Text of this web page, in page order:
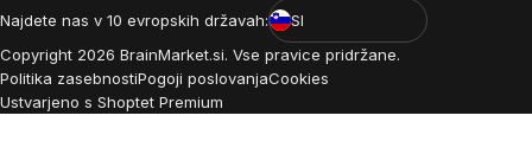
Najdete nas v 10 evropskih državah:
SI
Copyright 2026 BrainMarket.si. Vse pravice pridržane.
Politika zasebnostiPogoji poslovanjaCookies
Ustvarjeno s Shoptet Premium